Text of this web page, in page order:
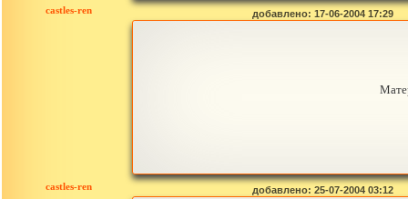
castles-ren добавлено: 17-06-2004 17:29
castles-ren добавлено: 25-07-2004 03:12